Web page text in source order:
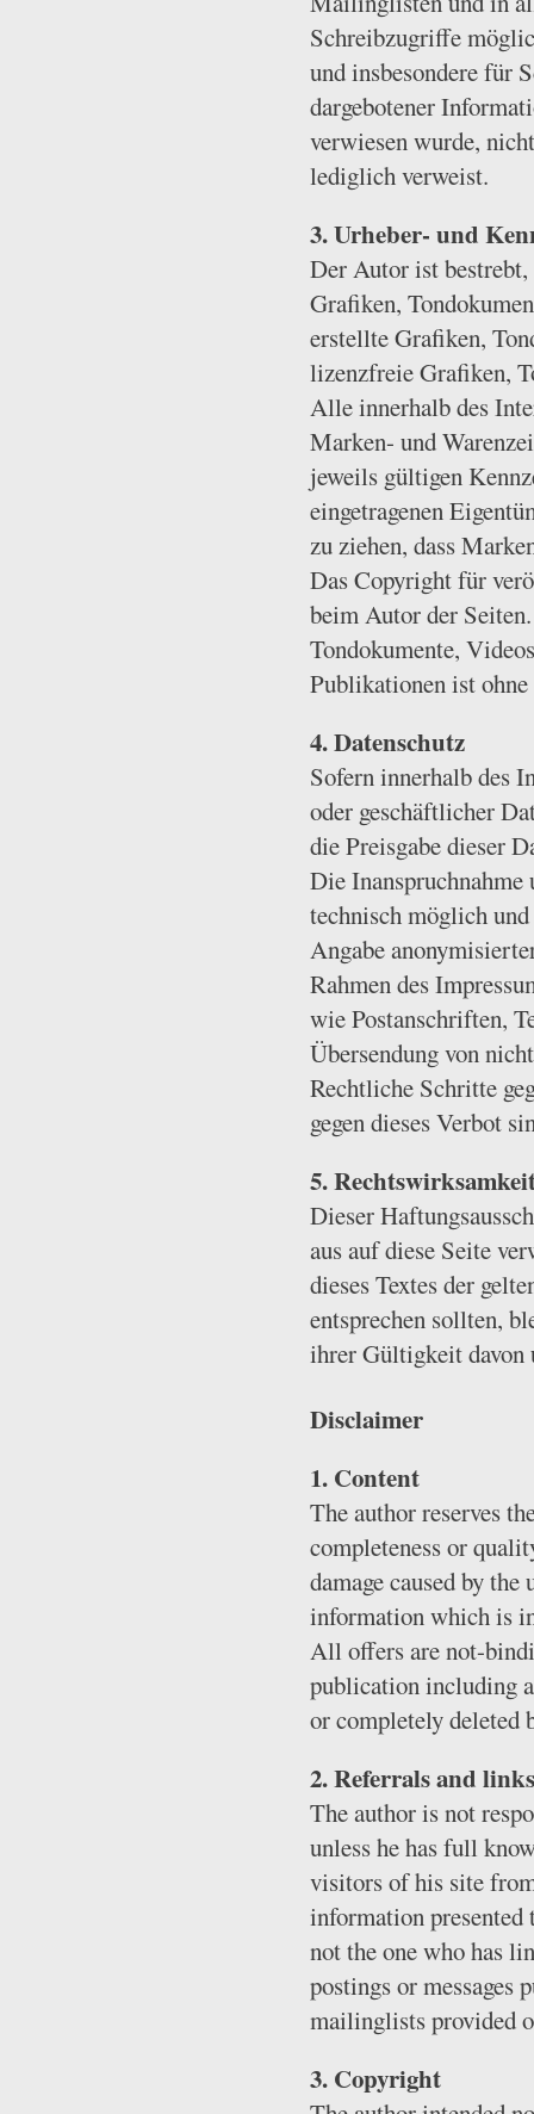
Schreibzugriffe
und insbesondere für
dargebotener
verwiesen wurde,
lediglich verweist.
3. Urheber- und
Der Autor ist
Grafiken,
erstellte Grafiken,
lizenzfreie Grafiken,
Alle innerhalb des
Marken- und
jeweils gültigen
eingetragenen
zu ziehen, dass
Das Copyright für
beim Autor der
Tondokumente,
Publikationen ist
4. Datenschutz
Sofern innerhalb des
oder geschäftlicher
die Preisgabe dieser
Die Inanspruchnahme
technisch möglich
Angabe
Rahmen des
wie Postanschriften,
Übersendung von
Rechtliche Schritte
gegen dieses Verbot
5.
Dieser
aus auf diese Seite
dieses Textes der
entsprechen sollten,
ihrer Gültigkeit davon
Disclaimer
1. Content
The author reserves
completeness or
damage caused by
information which is
All offers are not-
publication including
or completely deleted
2. Referrals and links
The author is not
unless he has full
visitors of his site
information presented
not the one who has
postings or messages
mailinglists provided
3. Copyright